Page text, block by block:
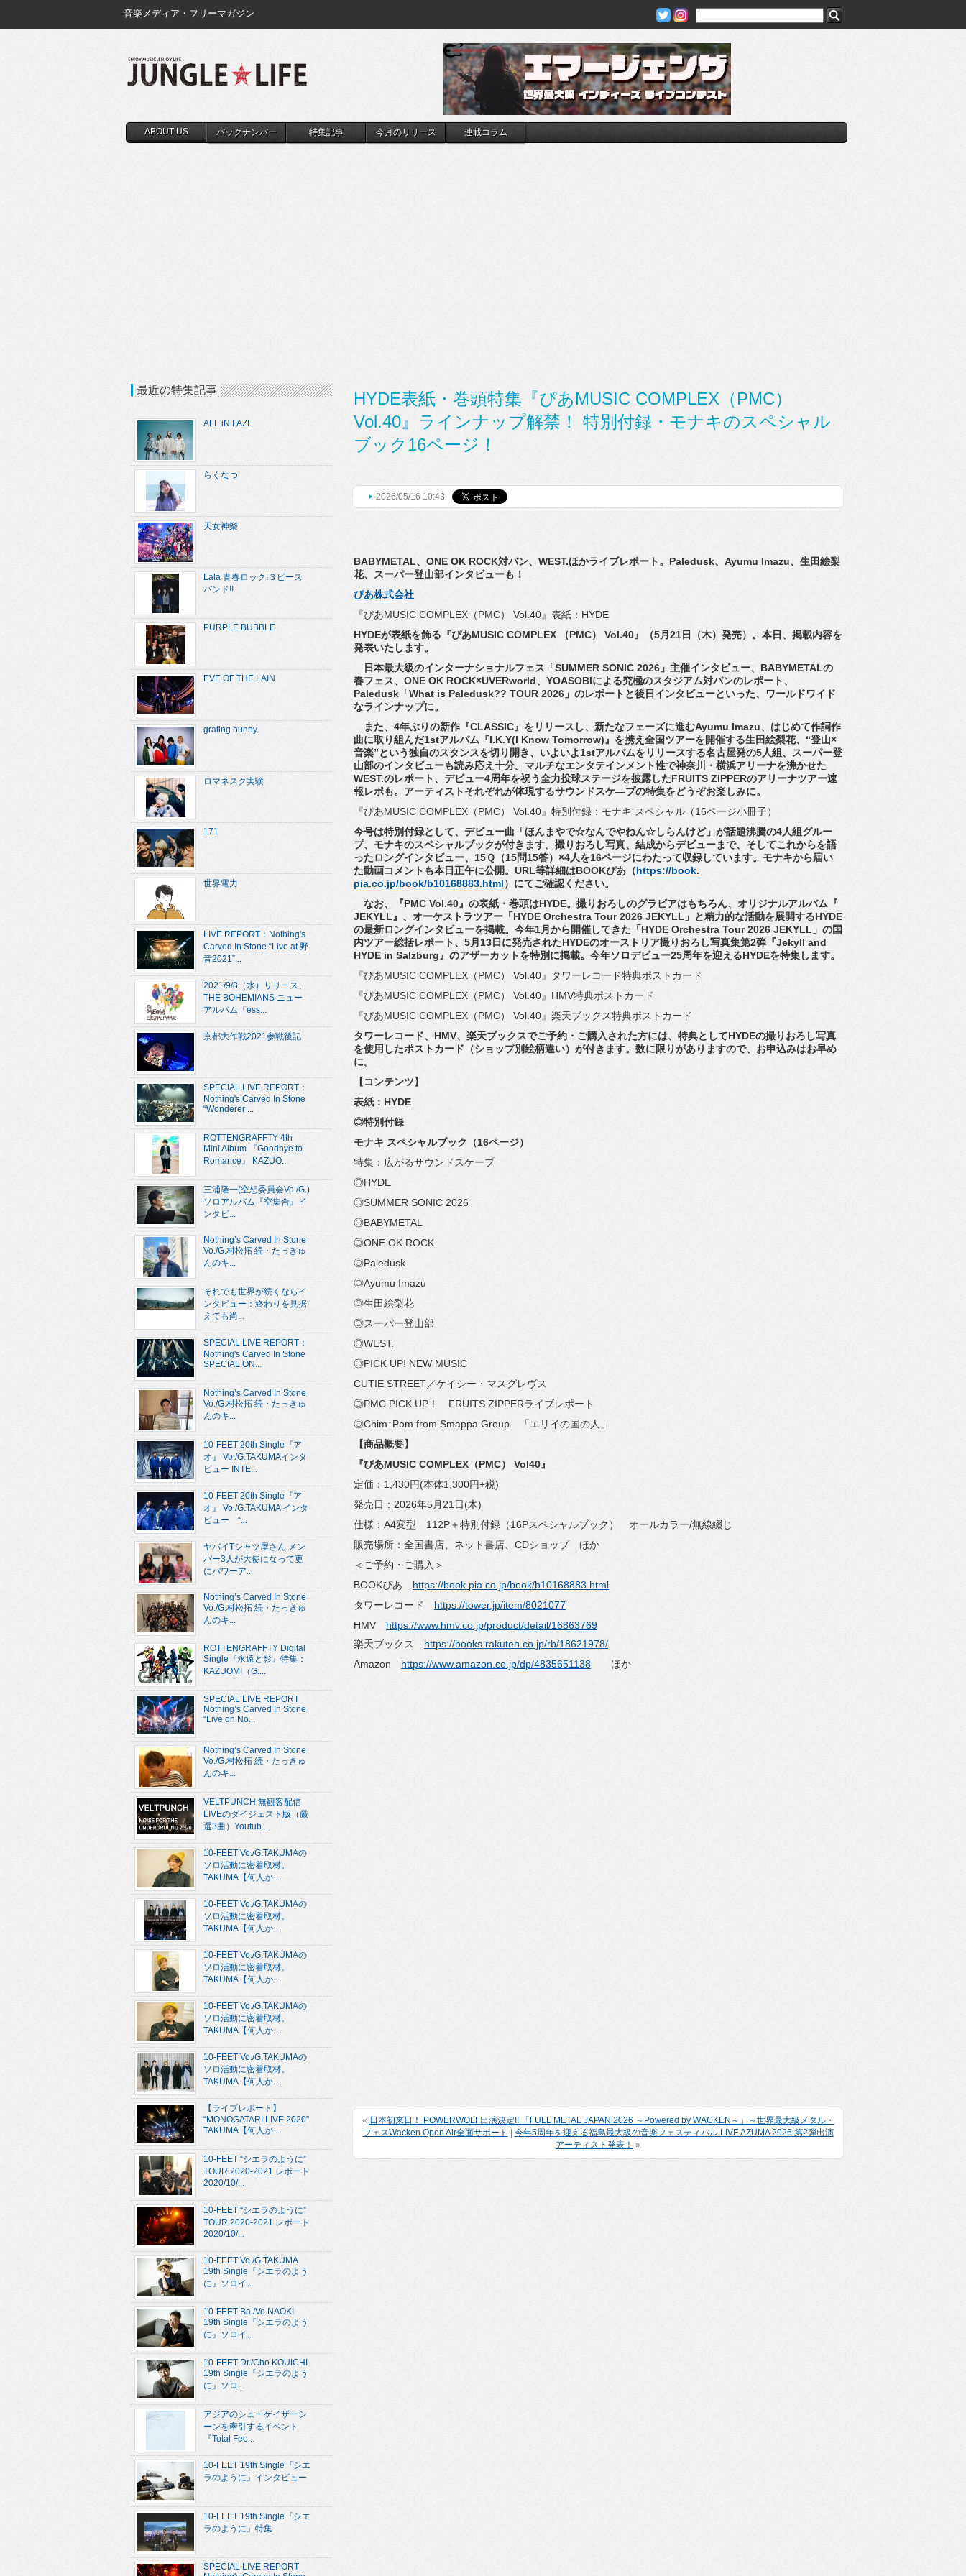
音楽メディア・フリーマガジン
ABOUT US バックナンバー 特集記事 今月のリリース 連載コラム
HYDE表紙・巻頭特集『ぴあMUSIC COMPLEX（PMC）
Vol.40』ラインナップ解禁！ 特別付録・モナキのスペシャル
ブック16ページ！
2026/05/16 10:43
BABYMETAL、ONE OK ROCK対バン、WEST.ほかライブレポート。 Paledusk、Ayumu Imazu、生田絵梨
花、スーパー登山部インタビューも！
ぴあ株式会社
『ぴあMUSIC COMPLEX（PMC） Vol.40』表紙：HYDE
HYDEが表紙を飾る『ぴあMUSIC COMPLEX （PMC） Vol.40』（5月21日（木）発売）。本日、 掲載内容を
発表いたします。
日本最大級のインターナショナルフェス「SUMMER SONIC 2026」主催インタビュー、BABYMETALの
春フェス、 ONE OK ROCK×UVERworld、 YOASOBIによる究極のスタジアム対バンのレポート、
Paledusk「What is Paledusk?? TOUR 2026」のレポートと後日インタビューといった、 ワールドワイド
なラインナップに。
また、4年ぶりの新作『CLASSIC』をリリースし、 新たなフェーズに進むAyumu Imazu、はじめて作詞作
曲に取り組んだ1stアルバム『I.K.Y(I Know Tomorrow)』を携え全国ツアーを開催する生田絵梨花、“登山×
音楽”という独自のスタンスを切り開き、 いよいよ1stアルバムをリリースする名古屋発の5人組、
スーパー登
山部のインタビューも読み応え十分。 マルチなエンタテインメント性で神奈川・ 横浜アリーナを沸かせた
WEST.のレポート、 デビュー4周年を祝う全力投球ステージを披露したFRUITS ZIPPERのアリーナツアー速
報レポも。 アーティストそれぞれが体現するサウンドスケ―プの特集をどうぞお楽しみに。
『ぴあMUSIC COMPLEX（PMC） Vol.40』特別付録：モナキ スペシャル（16ページ小冊子）
今号は特別付録として、デビュー曲「ほんまやで☆なんでやねん☆しらんけど」が話題沸騰の4人組グルー
プ、 モナキのスペシャルブックが付きます。撮りおろし写真、 結成からデビューまで、 そしてこれからを語
ったロングインタビュー、15Ｑ（15問15答）×4人を16ページにわたって収録しています。 モナキから届い
た動画コメントも本日正午に公開。 URL等詳細はBOOKぴあ（https://book.
pia.co.jp/book/b10168883.html） にてご確認ください。
なお、『PMC Vol.40』の表紙・巻頭はHYDE。 撮りおろしのグラビアはもちろん、オリジナルアルバム『
JEKYLL』、オーケストラツアー「HYDE Orchestra Tour 2026 JEKYLL」 と精力的な活動を展開するHYDE
の最新ロングインタビューを掲載。今年1月から開催してきた「HYDE Orchestra Tour 2026 JEKYLL」の国
内ツアー総括レポート、 5月13日に発売されたHYDEのオーストリア撮りおろし写真集第2弾『Jekyll and
HYDE in Salzburg』のアザーカットを特別に掲載。 今年ソロデビュー25周年を迎えるHYDEを特集します。
『ぴあMUSIC COMPLEX（PMC） Vol.40』タワーレコード特典ポストカード
『ぴあMUSIC COMPLEX（PMC） Vol.40』HMV特典ポストカード
『ぴあMUSIC COMPLEX（PMC） Vol.40』楽天ブックス特典ポストカード
タワーレコード、HMV、楽天ブックスでご予約・ ご購入された方には、 特典としてHYDEの撮りおろし写真
を使用したポストカード（ショップ別絵柄違い）が付きます。数に限りがありますので、 お申込みはお早め
に。
【コンテンツ】
表紙：HYDE
◎特別付録
モナキ スペシャルブック（16ページ）
特集：広がるサウンドスケープ
◎HYDE
◎SUMMER SONIC 2026
◎BABYMETAL
◎ONE OK ROCK
◎Paledusk
◎Ayumu Imazu
◎生田絵梨花
◎スーパー登山部
◎WEST.
◎PICK UP! NEW MUSIC
CUTIE STREET／ケイシー・マスグレヴス
◎PMC PICK UP！ FRUITS ZIPPERライブレポート
◎Chim↑Pom from Smappa Group 「エリイの国の人」
【商品概要】
『ぴあMUSIC COMPLEX（PMC） Vol40』
定価：1,430円(本体1,300円+税)
発売日：2026年5月21日(木)
仕様：A4変型 112P＋特別付録（16Pスペシャルブック） オールカラー/無線綴じ
販売場所：全国書店、ネット書店、CDショップ ほか
＜ご予約・ご購入＞
BOOKぴあ https://book.pia.co.jp/book/b10168883.html
タワーレコード https://tower.jp/item/8021077
HMV https://www.hmv.co.jp/product/detail/16863769
楽天ブックス https://books.rakuten.co.jp/rb/18621978/
Amazon https://www.amazon.co.jp/dp/4835651138 ほか
« 日本初来日！ POWERWOLF出演決定!! 「FULL METAL JAPAN 2026 ～Powered by WACKEN～」～世界最大級メタル・
フェスWacken Open Air全面サポート
今年5周年を迎える福島最大級の音楽フェスティバル LIVE AZUMA 2026 第2弾出演
アーティスト発表！ »
最近の特集記事
ALL iN FAZE
らくなつ
天女神樂
Lala 青春ロック!３ピース
バンド!!
PURPLE BUBBLE
EVE OF THE LAIN
grating hunny
ロマネスク実験
171
世界電力
LIVE REPORT：Nothing's
Carved In Stone “Live at 野
音2021”...
2021/9/8（水）リリース、
THE BOHEMIANS ニュー
アルバム『ess...
京都大作戦2021参戦後記
SPECIAL LIVE REPORT：
Nothing's Carved In Stone
“Wonderer ...
ROTTENGRAFFTY 4th
Mini Album 『Goodbye to
Romance』 KAZUO...
三浦隆一(空想委員会Vo./G.)
ソロアルバム『空集合』イ
ンタビ...
Nothing’s Carved In Stone
Vo./G.村松拓 続・たっきゅ
んのキ...
それでも世界が続くならイ
ンタビュー：終わりを見据
えても尚...
SPECIAL LIVE REPORT：
Nothing's Carved In Stone
SPECIAL ON...
Nothing’s Carved In Stone
Vo./G.村松拓 続・たっきゅ
んのキ...
10-FEET 20th Single『ア
オ』 Vo./G.TAKUMAインタ
ビュー INTE...
10-FEET 20th Single『ア
オ』 Vo./G.TAKUMA インタ
ビュー “...
ヤバイTシャツ屋さん メン
バー3人が大使になって更
にパワーア...
Nothing’s Carved In Stone
Vo./G.村松拓 続・たっきゅ
んのキ...
ROTTENGRAFFTY Digital
Single『永遠と影』特集：
KAZUOMI（G....
SPECIAL LIVE REPORT
Nothing’s Carved In Stone
“Live on No...
Nothing’s Carved In Stone
Vo./G.村松拓 続・たっきゅ
んのキ...
VELTPUNCH 無観客配信
LIVEのダイジェスト版（厳
選3曲）Youtub...
10-FEET Vo./G.TAKUMAの
ソロ活動に密着取材。
TAKUMA【何人か...
10-FEET Vo./G.TAKUMAの
ソロ活動に密着取材。
TAKUMA【何人か...
10-FEET Vo./G.TAKUMAの
ソロ活動に密着取材。
TAKUMA【何人か...
10-FEET Vo./G.TAKUMAの
ソロ活動に密着取材。
TAKUMA【何人か...
10-FEET Vo./G.TAKUMAの
ソロ活動に密着取材。
TAKUMA【何人か...
【ライブレポート】
“MONOGATARI LIVE 2020”
TAKUMA【何人か...
10-FEET “シエラのように”
TOUR 2020-2021 レポート
2020/10/...
10-FEET “シエラのように”
TOUR 2020-2021 レポート
2020/10/...
10-FEET Vo./G.TAKUMA
19th Single『シエラのよう
に』ソロイ...
10-FEET Ba./Vo.NAOKI
19th Single『シエラのよう
に』ソロイ...
10-FEET Dr./Cho.KOUICHI
19th Single『シエラのよう
に』ソロ...
アジアのシューゲイザーシ
ーンを牽引するイベント
『Total Fee...
10-FEET 19th Single『シエ
ラのように』インタビュー
10-FEET 19th Single『シエ
ラのように』特集
SPECIAL LIVE REPORT